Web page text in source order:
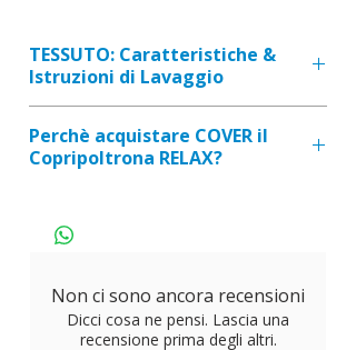
TESSUTO: Caratteristiche &
Istruzioni di Lavaggio
(impermeabile ed idrorepellente)
COMPOSIZIONE: 55 % cotone -
CARATTERISTICHE
Resistente agli strappi, non
pilling. - Peso: 280 grs/mq
PRODOTTO: Made in Italy
Perchè acquistare COVER il
Copripoltrona RELAX?
resistere agli strappi e usura.
TASCHE PORTAOGETTI: comode
e pratiche per avere tutto a
Non ci sono ancora recensioni
Dicci cosa ne pensi. Lascia una
recensione prima degli altri.